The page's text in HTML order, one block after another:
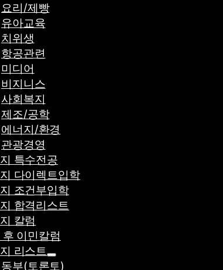
요리/제빵
유아교육
치위생
항공관련
미디어
비지니스
사회복지
제조/공학
에너지/환경
관광경영
특수전공
다이렉트입학
조건부입학
합격리스트
칼럼
이민칼럼
리스트
동부(토론토)